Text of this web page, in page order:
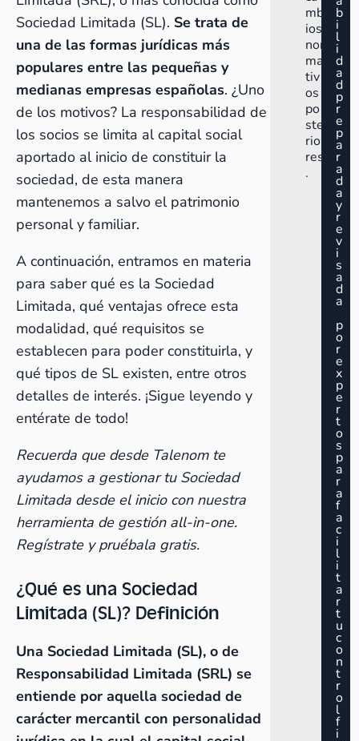
Sociedad Limitada (SL). Se trata de
una de las formas jurídicas más
populares entre las pequeñas y
medianas empresas españolas. ¿Uno
de los motivos? La responsabilidad de
los socios se limita al capital social
aportado al inicio de constituir la
sociedad, de esta manera
mantenemos a salvo el patrimonio
personal y familiar.
A continuación, entramos en materia
para saber qué es la Sociedad
Limitada, qué ventajas ofrece esta
modalidad, qué requisitos se
establecen para poder constituirla, y
qué tipos de SL existen, entre otros
detalles de interés. ¡Sigue leyendo y
entérate de todo!
Recuerda que desde Talenom te
ayudamos a gestionar tu Sociedad
Limitada desde el inicio con nuestra
herramienta de gestión all-in-one.
Regístrate y pruébala gratis.
¿Qué es una Sociedad
Limitada (SL)? Definición
Una Sociedad Limitada (SL), o de
Responsabilidad Limitada (SRL) se
entiende por aquella sociedad de
carácter mercantil con personalidad
mb
ios
nor
ma
tiv
os
po
ste
rio
res
.
b
i
l
i
d
a
d
p
r
e
p
a
r
a
d
a
y
r
e
v
i
s
a
d
a
p
o
r
e
x
p
e
r
t
o
s
p
a
r
a
f
a
c
i
l
i
t
a
r
t
u
c
o
n
t
r
o
l
f
i